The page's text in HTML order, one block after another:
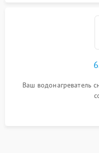
Ваш водонагреватель